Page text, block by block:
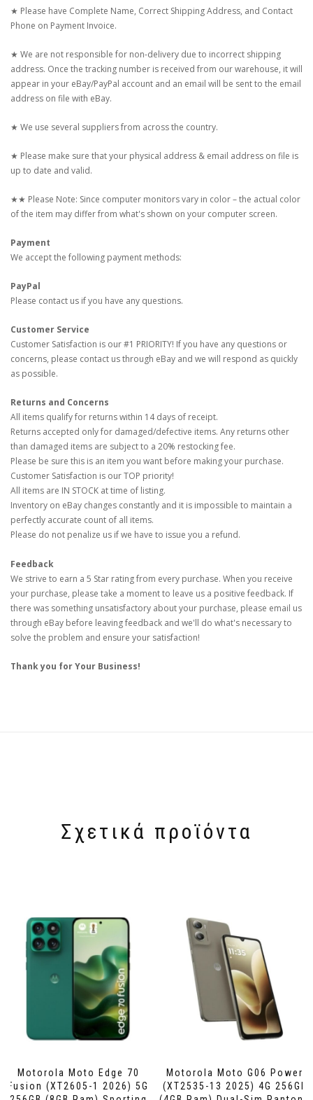
★ Please have Complete Name, Correct Shipping Address, and Contact
Phone on Payment Invoice.
★ We are not responsible for non-delivery due to incorrect shipping
address. Once the tracking number is received from our warehouse, it will
appear in your eBay/PayPal account and an email will be sent to the email
address on file with eBay.
★ We use several suppliers from across the country.
★ Please make sure that your physical address & email address on file is
up to date and valid.
★★ Please Note: Since computer monitors vary in color – the actual color
of the item may differ from what's shown on your computer screen.
Payment
We accept the following payment methods:
PayPal
Please contact us if you have any questions.
Customer Service
Customer Satisfaction is our #1 PRIORITY! If you have any questions or
concerns, please contact us through eBay and we will respond as quickly
as possible.
Returns and Concerns
All items qualify for returns within 14 days of receipt.
Returns accepted only for damaged/defective items. Any returns other
than damaged items are subject to a 20% restocking fee.
Please be sure this is an item you want before making your purchase.
Customer Satisfaction is our TOP priority!
All items are IN STOCK at time of listing.
Inventory on eBay changes constantly and it is impossible to maintain a
perfectly accurate count of all items.
Please do not penalize us if we have to issue you a refund.
Feedback
We strive to earn a 5 Star rating from every purchase. When you receive
your purchase, please take a moment to leave us a positive feedback. If
there was something unsatisfactory about your purchase, please email us
through eBay before leaving feedback and we'll do what's necessary to
solve the problem and ensure your satisfaction!
Thank you for Your Business!
Σχετικά προϊόντα
Motorola Moto Edge 70
Fusion (XT2605-1 2026) 5G
Motorola Moto G06 Power
(XT2535-13 2025) 4G 256GB